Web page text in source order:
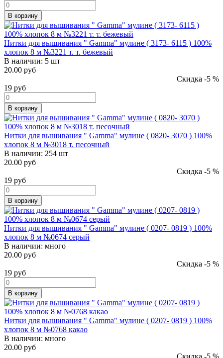
В корзину
Нитки для вышивания " Gamma" мулине ( 3173- 6115 ) 100%
хлопок 8 м №3221 т. т. бежевый
В наличии: 5 шт
20.00 руб
Скидка -5 %
19 руб
В корзину
Нитки для вышивания " Gamma" мулине ( 0820- 3070 ) 100%
хлопок 8 м №3018 т. песочный
В наличии: 254 шт
20.00 руб
Скидка -5 %
19 руб
В корзину
Нитки для вышивания " Gamma" мулине ( 0207- 0819 ) 100%
хлопок 8 м №0674 серый
В наличии: много
20.00 руб
Скидка -5 %
19 руб
В корзину
Нитки для вышивания " Gamma" мулине ( 0207- 0819 ) 100%
хлопок 8 м №0768 какао
В наличии: много
20.00 руб
Скидка -5 %